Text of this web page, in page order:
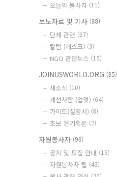
오늘의 봉사자 (11)
보도자료 및 기사 (88)
단체 관련 (67)
칼럼 (데스크) (3)
NGO 관련뉴스 (15)
JOINUSWORLD.ORG (85)
새소식 (10)
개선사항 (업뎃) (64)
가이드(설명서) (8)
초보 웹기획론 (2)
자원봉사자 (96)
공지 및 모집 안내 (15)
자원봉사자 팁 (43)